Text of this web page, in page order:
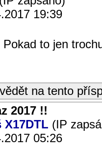
19:39
Pokad to jen
na tento
2017 !!
(IP
05:26